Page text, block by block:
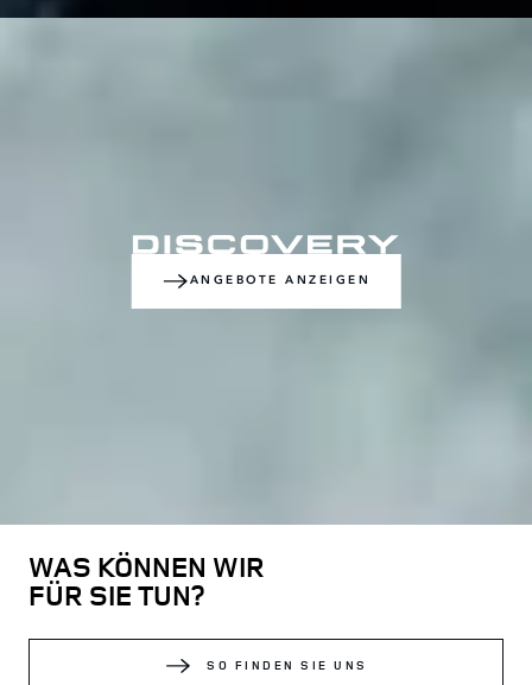
ANGEBOTE ANZEIGEN
WAS KÖNNEN WIR
FÜR SIE TUN?
SO FINDEN SIE UNS